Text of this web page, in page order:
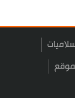
رجعة عنه
رحاب الثقافة
فيديو